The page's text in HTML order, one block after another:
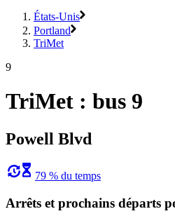
États-Unis
Portland
TriMet
9
TriMet : bus 9
Powell Blvd
79 % du temps
Arrêts et prochains départs